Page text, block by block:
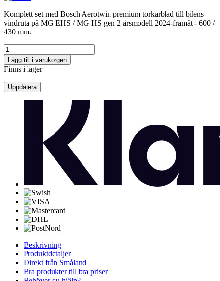
Komplett set med Bosch Aerotwin premium torkarblad till bilens
vindruta på MG EHS / MG HS gen 2 årsmodell 2024-framåt - 600 /
430 mm.
Lägg till i varukorgen
Finns i lager
Beskrivning
Produktdetaljer
Direkt från Småland
Bra produkter till bra priser